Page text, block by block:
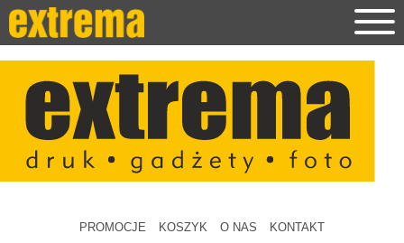
PROMOCJE KOSZYK O NAS KONTAKT